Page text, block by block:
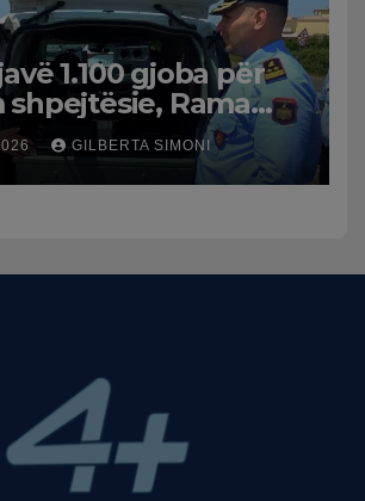
1.100 gjoba për
Rama
videon: Kamerat e
shpejti në
GILBERTA SIMONI